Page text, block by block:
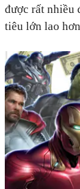
được rất nhiều
tiêu lớn lao